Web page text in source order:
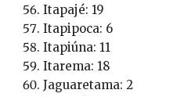
Itapajé: 19
Itapipoca: 6
Itapiúna: 11
Itarema: 18
Jaguaretama: 2